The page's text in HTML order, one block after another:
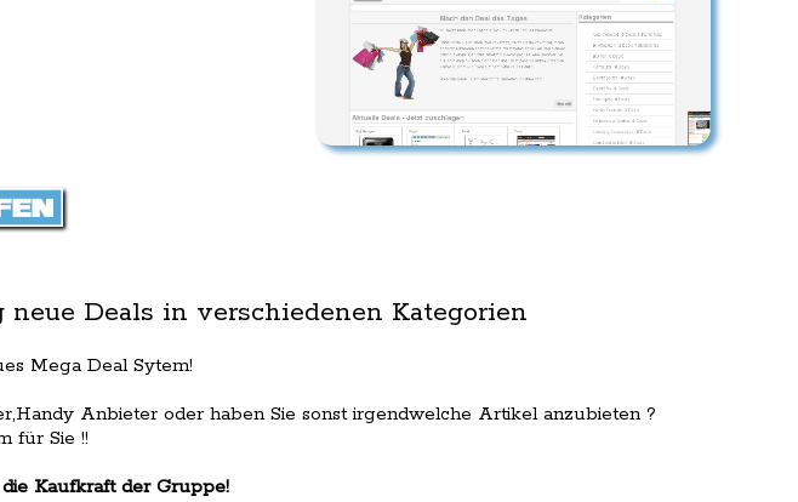
neue Deals in verschiedenen Kategorien
Mega Deal Sytem!
Anbieter oder haben Sie sonst irgendwelche Artikel anzubieten ?
für Sie !!
Kaufkraft der Gruppe!